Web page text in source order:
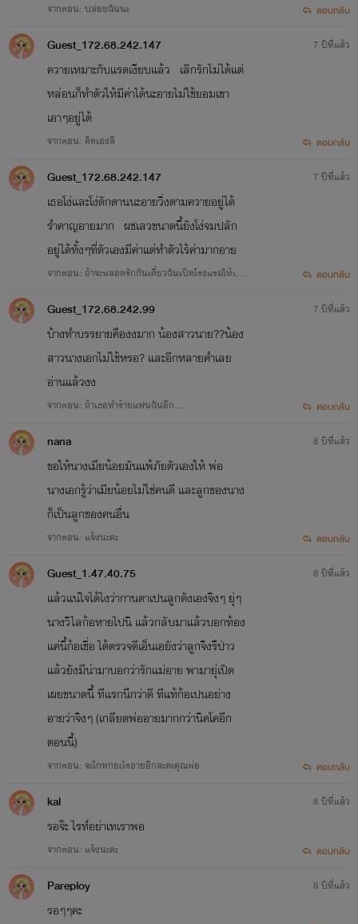
จากตอน: ปล่อยฉันนะ ตอบกลับ
Guest_172.68.242.147
ควายเหมาะกับแรดเงียบแล้ว เลิกรักไม่ได้แต่
หล่อนก็ทำตัวให้มีค่าได้นะอายไม่ใช้ยอมเขา
เอาๆอยู่ได้
จากตอน: คิดเองสิ
7 ปีที่แล้ว
ตอบกลับ
Guest_172.68.242.147
เธอโง่และโง่ดักดานนะอายวิ่งตามควายอยู่ได้
รำคาญอายมาก ผชเลวขนาดนี้ยังโง่จมปลัก
อยู่ได้ทั้งๆที่ตัวเองมีค่าแต่ทำตัวไร้ค่ามากอาย
จากตอน: ถ้าจะพลอดรักกันเดี๋ยวฉันเปิดโรงแรมให้เอา
7 ปีที่แล้ว
ตอบกลับ
Guest_172.68.242.99
บ้างทำบรรยายคืองงมาก น้องสาวนาย??น้อง
สาวนางเอกไม่ใช้หรอ? และอีกหลายคำเลย
อ่านแล้วงง
จากตอน: ถ้าเธอทำร้ายแฟนฉันอีก....
7 ปีที่แล้ว
ตอบกลับ
nana
ขอให้นางเมียน้อยมันแพ้ภัยตัวเองให้ พ่อ
นางเอกรู้ว่าเมียน้อยไม่ใช่คนดี และลูกของนาง
ก็เป็นลูกของคนอื่น
จากตอน: แจ้งนะคะ
8 ปีที่แล้ว
ตอบกลับ
Guest_1.47.40.75
แล้วแน่ใจได้ไงว่ากานดาเปนลูกตังเองจิงๆ ยุ่ๆ
นางวิไลก้อหายไปนิ แล้วกลับมาแล้วบอกท้อง
แค่นี้ก้อเชื่อ ได้ตรวจดีเอ็นเอยังว่าลูกจิงรึป่าว
แล้วยังมีน่ามาบอกว่ารักแม่อาย พามายุ่เปิด
เผยขนาดนี้ ทีแรกนึกว่าดี ทีแท้ก้อเปนอย่าง
อายว่าจิงๆ (เกลียดพ่ออายมากกว่านิคโคอีก
ตอนนี้)
จากตอน: จะโกหกอะไรอายอีกละคะคุณพ่อ
8 ปีที่แล้ว
ตอบกลับ
kal
รอจ๊ะ ไรท์อย่าเทเราพอ
จากตอน: แจ้งนะคะ
8 ปีที่แล้ว
ตอบกลับ
Pareploy
รอๆๆคะ
8 ปีที่แล้ว